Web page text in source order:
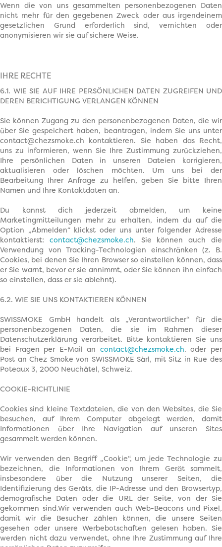
Wenn die von uns gesammelten personenbezogenen Daten
nicht mehr für den gegebenen Zweck oder aus irgendeinem
gesetzlichen Grund erforderlich sind, vernichten oder
anonymisieren wir sie auf sichere Weise.
IHRE RECHTE
6.1. WIE SIE AUF IHRE PERSÖNLICHEN DATEN ZUGREIFEN UND
DEREN BERICHTIGUNG VERLANGEN KÖNNEN
Sie können Zugang zu den personenbezogenen Daten, die wir
über Sie gespeichert haben, beantragen, indem Sie uns unter
contact@chezsmoke.ch kontaktieren. Sie haben das Recht,
uns zu informieren, wenn Sie Ihre Zustimmung zurückziehen,
Ihre persönlichen Daten in unseren Dateien korrigieren,
aktualisieren oder löschen möchten. Um uns bei der
Bearbeitung Ihrer Anfrage zu helfen, geben Sie bitte Ihren
Namen und Ihre Kontaktdaten an.
Du kannst dich jederzeit abmelden, um keine
Marketingmitteilungen mehr zu erhalten, indem du auf die
Option „Abmelden“ klickst oder uns unter folgender Adresse
kontaktierst: contact@chezsmoke.ch. Sie können auch die
Verwendung von Tracking-Technologien einschränken (z. B.
Cookies, bei denen Sie Ihren Browser so einstellen können, dass
er Sie warnt, bevor er sie annimmt, oder Sie können ihn einfach
so einstellen, dass er sie ablehnt).
6.2. WIE SIE UNS KONTAKTIEREN KÖNNEN
SWISSMOKE GmbH handelt als „Verantwortlicher“ für die
personenbezogenen Daten, die sie im Rahmen dieser
Datenschutzerklärung verarbeitet. Bitte kontaktieren Sie uns
bei Fragen per E-Mail an contact@chezsmoke.ch. oder per
Post an Chez Smoke von SWISSMOKE Sàrl, mit Sitz in Rue des
Poteaux 3, 2000 Neuchâtel, Schweiz.
COOKIE-RICHTLINIE
Cookies sind kleine Textdateien, die von den Websites, die Sie
besuchen, auf Ihrem Computer abgelegt werden, damit
Informationen über Ihre Navigation auf unseren Sites
gesammelt werden können.
Wir verwenden den Begriff „Cookie“, um jede Technologie zu
bezeichnen, die Informationen von Ihrem Gerät sammelt,
insbesondere über die Nutzung unserer Seiten, die
Identifizierung des Geräts, die IP-Adresse und den Browsertyp,
demografische Daten oder die URL der Seite, von der Sie
gekommen sind.Wir verwenden auch Web-Beacons und Pixel,
damit wir die Besucher zählen können, die unsere Seiten
gesehen oder unsere Werbebotschaften gelesen haben. Sie
werden nicht dazu verwendet, ohne Ihre Zustimmung auf Ihre